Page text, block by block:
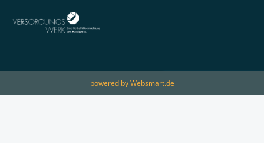
powered by Websmart.de